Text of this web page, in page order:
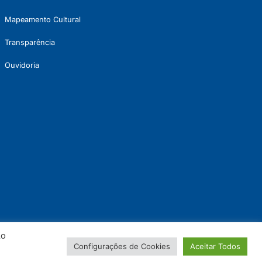
Mapeamento Cultural
Transparência
Ouvidoria
Configurações de Cookies Aceitar Todos